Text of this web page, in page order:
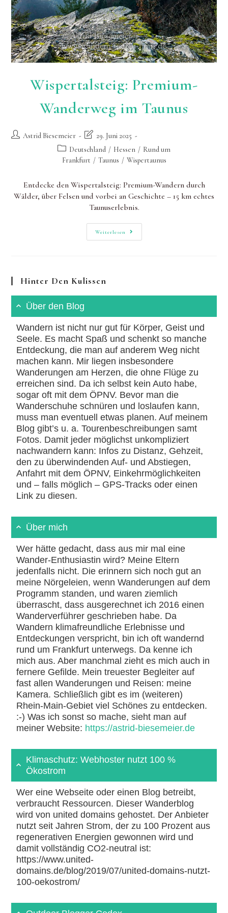
Wispertalsteig: Premium-
Wanderweg im Taunus
Beitrags-Astrid Biesemeier
Beitrag
zuletzt
geändert
am:
29. Juni 2025
Beitrags-
Kategorie:
Deutschland / Hessen / Rund um
Frankfurt / Taunus / Wispertaunus
Entdecke den Wispertalsteig: Premium-Wandern durch
Wälder, über Felsen und vorbei an Geschichte – 15 km echtes
Taunuserlebnis.
Weiterlesen
Wispertalsteig:
Premium-
Hinter Den Kulissen
Über den Blog
Wandern ist nicht nur gut für Körper, Geist und
Seele. Es macht Spaß und schenkt so manche
Entdeckung, die man auf anderem Weg nicht
machen kann. Mir liegen insbesondere
Wanderungen am Herzen, die ohne Flüge zu
erreichen sind. Da ich selbst kein Auto habe,
sogar oft mit dem ÖPNV. Bevor man die
Wanderschuhe schnüren und loslaufen kann,
muss man eventuell etwas planen. Auf meinem
Blog gibt’s u. a. Tourenbeschreibungen samt
Fotos. Damit jeder möglichst unkompliziert
nachwandern kann: Infos zu Distanz, Gehzeit,
den zu überwindenden Auf- und Abstiegen,
Anfahrt mit dem ÖPNV, Einkehrmöglichkeiten
und – falls möglich – GPS-Tracks oder einen
Link zu diesen.
Über mich
Wer hätte gedacht, dass aus mir mal eine
Wander-Enthusiastin wird? Meine Eltern
jedenfalls nicht. Die erinnern sich noch gut an
meine Nörgeleien, wenn Wanderungen auf dem
Programm standen, und waren ziemlich
überrascht, dass ausgerechnet ich 2016 einen
Wanderverführer geschrieben habe. Da
Wandern klimafreundliche Erlebnisse und
Entdeckungen verspricht, bin ich oft wandernd
rund um Frankfurt unterwegs. Da kenne ich
mich aus. Aber manchmal zieht es mich auch in
fernere Gefilde. Mein treuester Begleiter auf
fast allen Wanderungen und Reisen: meine
Kamera. Schließlich gibt es im (weiteren)
Rhein-Main-Gebiet viel Schönes zu entdecken.
:-) Was ich sonst so mache, sieht man auf
meiner Website: https://astrid-biesemeier.de
Klimaschutz: Webhoster nutzt 100 %
Ökostrom
Wer eine Webseite oder einen Blog betreibt,
verbraucht Ressourcen. Dieser Wanderblog
wird von united domains gehostet. Der Anbieter
nutzt seit Jahren Strom, der zu 100 Prozent aus
regenerativen Energien gewonnen wird und
damit vollständig CO2-neutral ist:
https://www.united-
domains.de/blog/2019/07/united-domains-nutzt-
100-oekostrom/